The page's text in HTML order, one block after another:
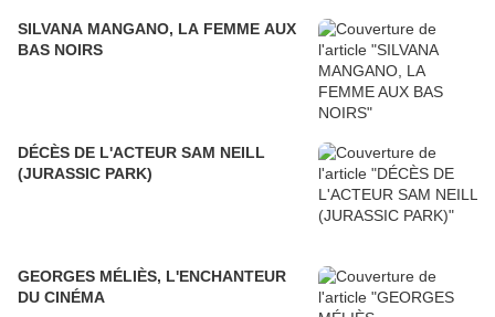
SILVANA MANGANO, LA FEMME AUX
BAS NOIRS
DÉCÈS DE L'ACTEUR SAM NEILL
(JURASSIC PARK)
GEORGES MÉLIÈS, L'ENCHANTEUR
DU CINÉMA